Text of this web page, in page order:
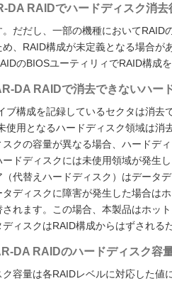
DA RAIDでハードディスク消
だだし、一部の機種においてRAID
、RAID構成が未定義となる場合が
のBIOSユーティリィでRAID構成
DA RAIDで消去できないハー
ブ構成を記録しているセクタは消去
使用となるハードディスク領域は消
スクの容量が異なる場合、ハードデ
ドディスクには未使用領域が発生
（代替えハードディスク）はデータ
タディスクに障害が発生した場合は
されます。この場合、本製品はホッ
ィスクはRAID構成からはずされる
DA RAIDのハードディスク容
容量は各RAIDレベルに対応した値